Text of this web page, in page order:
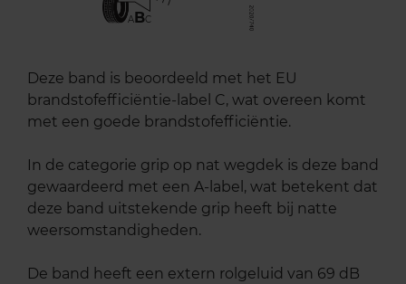
ABC
Deze band is beoordeeld met het EU
brandstofefficiëntie-label C, wat overeen komt
met een goede brandstofefficiëntie.
In de categorie grip op nat wegdek is deze band
gewaardeerd met een A-label, wat betekent dat
deze band uitstekende grip heeft bij natte
weersomstandigheden.
De band heeft een extern rolgeluid van 69 dB